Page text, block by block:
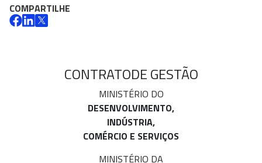
COMPARTILHE
CONTRATODE GESTÃO
MINISTÉRIO DO
DESENVOLVIMENTO,
INDÚSTRIA,
COMÉRCIO E SERVIÇOS
MINISTÉRIO DA